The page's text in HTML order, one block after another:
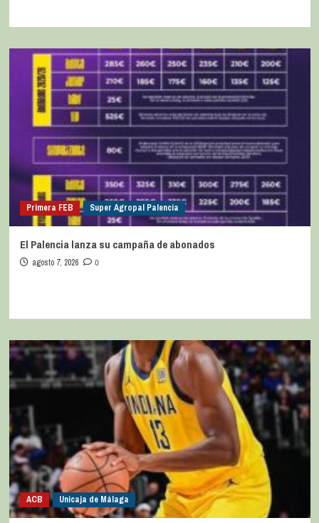
Primera FEB Super Agropal Palencia
El Palencia lanza su campaña de abonados
agosto 7, 2026 0
ACB Unicaja de Málaga